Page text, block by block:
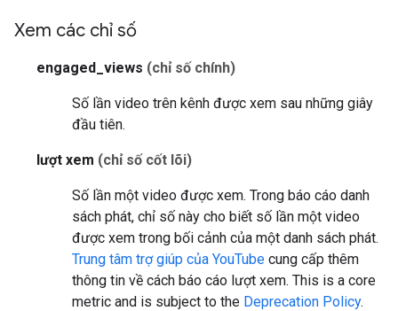
Xem các chỉ số
engaged_views (chỉ số chính)
Số lần video trên kênh được xem sau những giây
đầu tiên.
lượt xem (chỉ số cốt lõi)
Số lần một video được xem. Trong báo cáo danh
sách phát, chỉ số này cho biết số lần một video
được xem trong bối cảnh của một danh sách phát.
Trung tâm trợ giúp của YouTube cung cấp thêm
thông tin về cách báo cáo lượt xem. This is a core
metric and is subject to the Deprecation Policy.